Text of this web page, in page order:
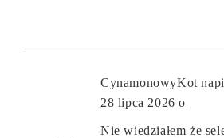
CynamonowyKot
28 lipca 2026 o
Nie wiedziałem że